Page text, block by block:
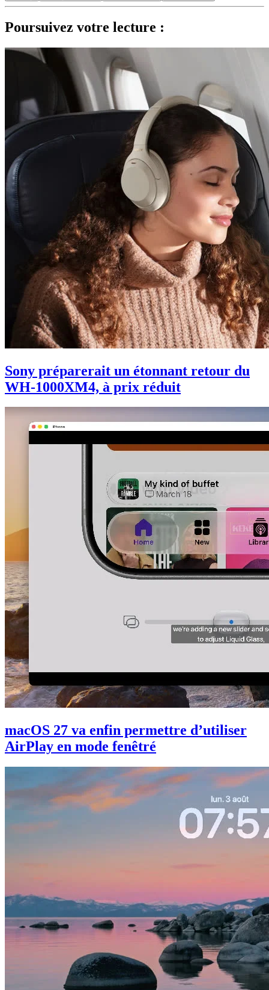
Poursuivez votre lecture :
Sony préparerait un étonnant retour du
WH-1000XM4, à prix réduit
macOS 27 va enfin permettre d’utiliser
AirPlay en mode fenêtré